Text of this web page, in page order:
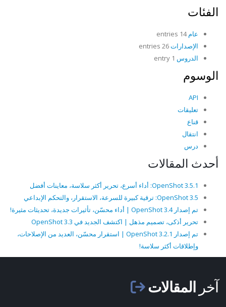
الفئات
عام14 entries
الإصدارات
الدروس
الوسوم
API
تعليقات
قناع
انتقال
درس
أحدث المقالات
OpenShot 3.5.1: أداء أسرع، تحرير أكثر سلاسة، معاينات أفضل
OpenShot 3.5: ترقية كبيرة للسرعة، الاستقرار، والتحكم الإبداعي
تم إصدار OpenShot 3.4 | أداء محسّن، تأثيرات جديدة، تحديثات مثيرة!
تحرير أذكى، تصميم مذهل | اكتشف الجديد في OpenShot 3.3
تم إصدار OpenShot 3.2.1 | استقرار محسّن، العديد من الإصلاحات،
وإطلاقات أكثر سلاسة!
آخر المقالات